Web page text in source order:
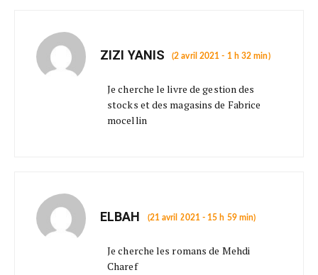
ZIZI YANIS (2 avril 2021 - 1 h 32 min)
Je cherche le livre de gestion des
stocks et des magasins de Fabrice
mocellin
ELBAH (21 avril 2021 - 15 h 59 min)
Je cherche les romans de Mehdi
Charef